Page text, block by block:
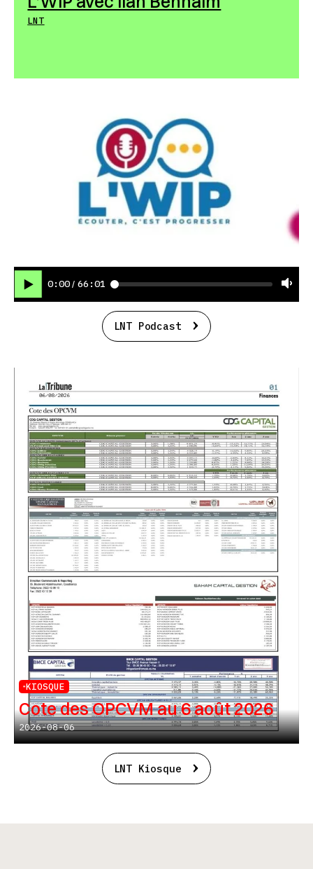
LNT
0:00 / 66:01
LNT Podcast
KIOSQUE
Cote des OPCVM au 6 août 2026
2026-08-06
LNT Kiosque